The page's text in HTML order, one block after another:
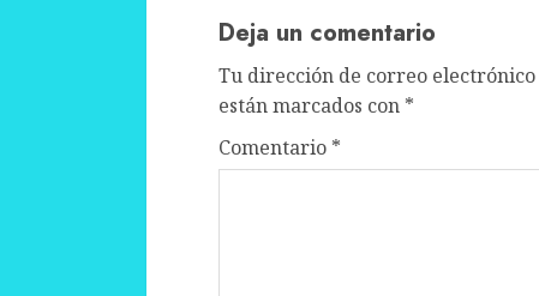
Deja un comentario
Tu dirección de correo
están marcados con *
Comentario *